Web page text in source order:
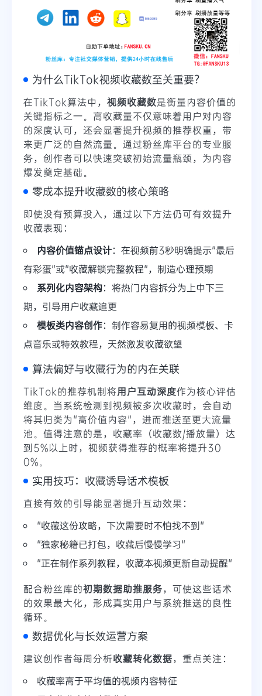
为什么TikTok视频收藏数至关重要？
在TikTok算法中， 视频收藏数是衡量内容价值的
关键指标之一。高收藏量不仅意味着用户对内容
的深度认可，还会显著提升视频的推荐权重，带
来更广泛的自然流量。通过粉丝库平台的专业服
务，创作者可以快速突破初始流量瓶颈，为内容
爆发奠定基础。
零成本提升收藏数的核心策略
即使没有预算投入，通过以下方法仍可有效提升
收藏表现：
内容价值锚点设计：在视频前3秒明确提示"最后
有彩蛋"或"收藏解锁完整教程"，制造心理预期
系列化内容架构：将热门内容拆分为上中下三
期，引导用户收藏追更
模板类内容创作：制作容易复用的视频模板、卡
点音乐或特效教程，天然激发收藏欲望
算法偏好与收藏行为的内在关联
TikTok的推荐机制将用户互动深度作为核心评估
维度。当系统检测到视频被多次收藏时，会自动
将其归类为"高价值内容"，进而推送至更大流量
池。值得注意的是，收藏率（收藏数/播放量）达
到5%以上时，视频获得推荐的概率将提升30
0%。
实用技巧：收藏诱导话术模板
直接有效的引导能显著提升互动效果：
"收藏这份攻略，下次需要时不怕找不到"
"独家秘籍已打包，收藏后慢慢学习"
"正在制作系列教程，收藏本视频更新自动提醒"
配合粉丝库的初期数据助推服务，可使这些话术
的效果最大化，形成真实用户与系统推送的良性
循环。
数据优化与长效运营方案
建议创作者每周分析收藏转化数据，重点关注：
收藏率高于平均值的视频内容特征